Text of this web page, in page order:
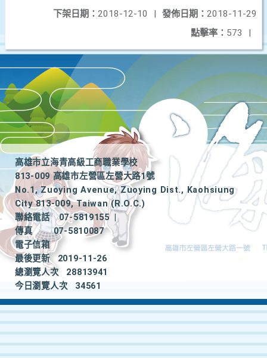
發佈日期： 2018-11-29
下架日期： 2018-12-10
|
點擊率： 573 |
高雄市立海青高級工商職業學校
813-009 高雄市左營區左營大路1號
No.1, Zuoying Avenue, Zuoying Dist., Kaohsiung
City 813-009, Taiwan (R.O.C.)
聯絡電話
07-5819155
|
傳真
07-5810087
電子信箱
最後更新
2019-11-26
總瀏覽人次
28813941
今日瀏覽人次
34561